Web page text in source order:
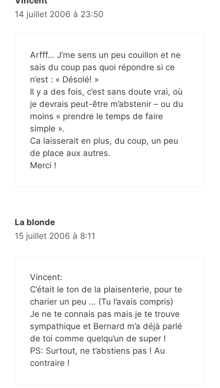
14 juillet 2006 à 23:50
Arfff… J’me sens un peu couillon et ne
sais du coup pas quoi répondre si ce
n’est : « Désolé! »
Il y a des fois, c’est sans doute vrai, où
je devrais peut-être m’abstenir – ou du
moins « prendre le temps de faire
simple ».
Ca laisserait en plus, du coup, un peu
de place aux autres.
Merci !
La blonde
15 juillet 2006 à 8:11
Vincent:
C’était le ton de la plaisenterie, pour te
charier un peu … (Tu l’avais compris)
Je ne te connais pas mais je te trouve
sympathique et Bernard m’a déjà parlé
de toi comme quelqu’un de super !
PS: Surtout, ne t’abstiens pas ! Au
contraire !